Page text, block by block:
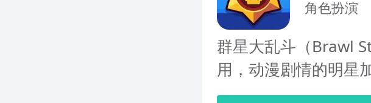
角色扮演
群星大乱斗（Brawl
用，动漫剧情的明星